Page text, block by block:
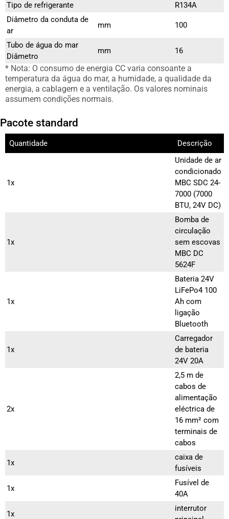
Tipo de refrigerante
R134A
Diâmetro da conduta de
ar
mm 100
Tubo de água do mar
Diâmetro
mm 16
* Nota: O consumo de energia CC varia consoante a
temperatura da água do mar, a humidade, a qualidade da
energia, a cablagem e a ventilação. Os valores nominais
assumem condições normais.
Pacote standard
Quantidade Descrição
1x
Unidade de ar
condicionado
MBC SDC 24-
7000 (7000
BTU, 24V DC)
1x
Bomba de
circulação
sem escovas
MBC DC
5624F
1x
Bateria 24V
LiFePo4 100
Ah com
ligação
Bluetooth
1x
Carregador
de bateria
24V 20A
2x
2,5 m de
cabos de
alimentação
eléctrica de
16 mm² com
terminais de
cabos
1x
caixa de
fusíveis
1x
Fusível de
40A
1x
interrutor